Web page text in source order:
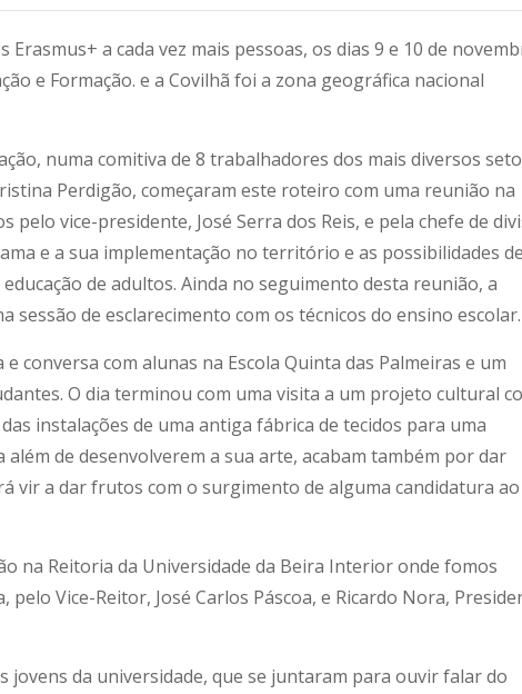
a cada vez mais pessoas, os dias 9 e 10 de
e Formação. e a Covilhã foi a zona geográfica nacional
numa comitiva de 8 trabalhadores dos mais diversos
Perdigão, começaram este roteiro com uma reunião na
vice-presidente, José Serra dos Reis, e pela chefe de
e a sua implementação no território e as possibilidades
de adultos. Ainda no seguimento desta reunião, a
sessão de esclarecimento com os técnicos do ensino escolar.
conversa com alunas na Escola Quinta das Palmeiras e um
O dia terminou com uma visita a um projeto cultural
instalações de uma antiga fábrica de tecidos para uma
de desenvolverem a sua arte, acabam também por dar
vir a dar frutos com o surgimento de alguma candidatura ao
na Reitoria da Universidade da Beira Interior onde fomos
Vice-Reitor, José Carlos Páscoa, e Ricardo Nora,
jovens da universidade, que se juntaram para ouvir falar do